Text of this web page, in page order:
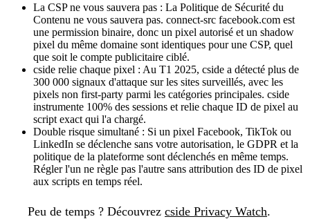
La CSP ne vous sauvera pas : La Politique de Sécurité du
Contenu ne vous sauvera pas. connect-src facebook.com est
une permission binaire, donc un pixel autorisé et un shadow
pixel du même domaine sont identiques pour une CSP, quel
que soit le compte publicitaire ciblé.
cside relie chaque pixel : Au T1 2025, cside a détecté plus de
300 000 signaux d'attaque sur les sites surveillés, avec les
pixels non first-party parmi les catégories principales. cside
instrumente 100% des sessions et relie chaque ID de pixel au
script exact qui l'a chargé.
Double risque simultané : Si un pixel Facebook, TikTok ou
LinkedIn se déclenche sans votre autorisation, le GDPR et la
politique de la plateforme sont déclenchés en même temps.
Régler l'un ne règle pas l'autre sans attribution des ID de pixel
aux scripts en temps réel.
Peu de temps ? Découvrez cside Privacy Watch.